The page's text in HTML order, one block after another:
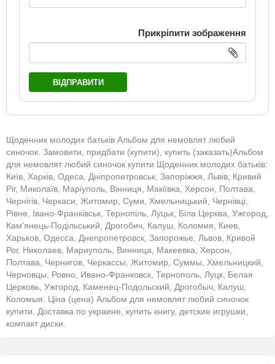
Прикріпити зображення
ВІДПРАВИТИ
Щоденник молодих батьків Альбом для немовлят любий
синочок. Замовити, придбати (купити), купить (заказать)Альбом
для немовлят любий синочок купити Щоденник молодих батьків:
Київ, Харків, Одеса, Дніпропетровськ, Запоріжжя, Львів, Кривий
Ріг, Миколаїв, Маріуполь, Вінниця, Макіївка, Херсон, Полтава,
Чернігів, Черкаси, Житомир, Суми, Хмельницький, Чернівці,
Рівне, Івано-Франківськ, Тернопіль, Луцьк, Біла Церква, Ужгород,
Кам'янець-Подільський, Дрогобич, Калуш, Коломия, Киев,
Харьков, Одесса, Днепропетровск, Запорожье, Львов, Кривой
Рог, Николаев, Мариуполь, Винница, Макеевка, Херсон,
Полтава, Чернигов, Черкассы, Житомир, Суммы, Хмельницкий,
Черновцы, Ровно, Ивано-Франковск, Тернополь, Луцк, Белая
Церковь, Ужгород, Каменец-Подольский, Дрогобыч, Калуш,
Коломыя. Ціна (цена) Альбом для немовлят любий синочок
купити. Доставка по украине, купить книгу, детские игрушки,
компакт диски.